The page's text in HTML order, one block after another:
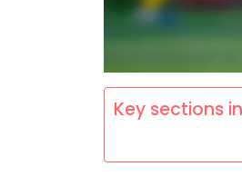
Key sections